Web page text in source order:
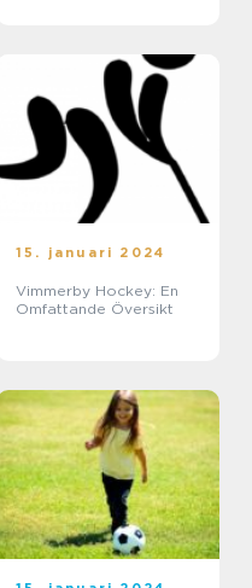
15. januari 2024
Vimmerby Hockey: En
Omfattande Översikt